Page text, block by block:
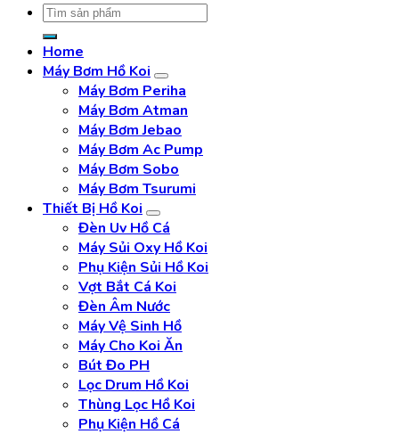
Tìm
kiếm:
Home
Máy Bơm Hồ Koi
Máy Bơm Periha
Máy Bơm Atman
Máy Bơm Jebao
Máy Bơm Ac Pump
Máy Bơm Sobo
Máy Bơm Tsurumi
Thiết Bị Hồ Koi
Đèn Uv Hồ Cá
Máy Sủi Oxy Hồ Koi
Phụ Kiện Sủi Hồ Koi
Vợt Bắt Cá Koi
Đèn Âm Nước
Máy Vệ Sinh Hồ
Máy Cho Koi Ăn
Bút Đo PH
Lọc Drum Hồ Koi
Thùng Lọc Hồ Koi
Phụ Kiện Hồ Cá